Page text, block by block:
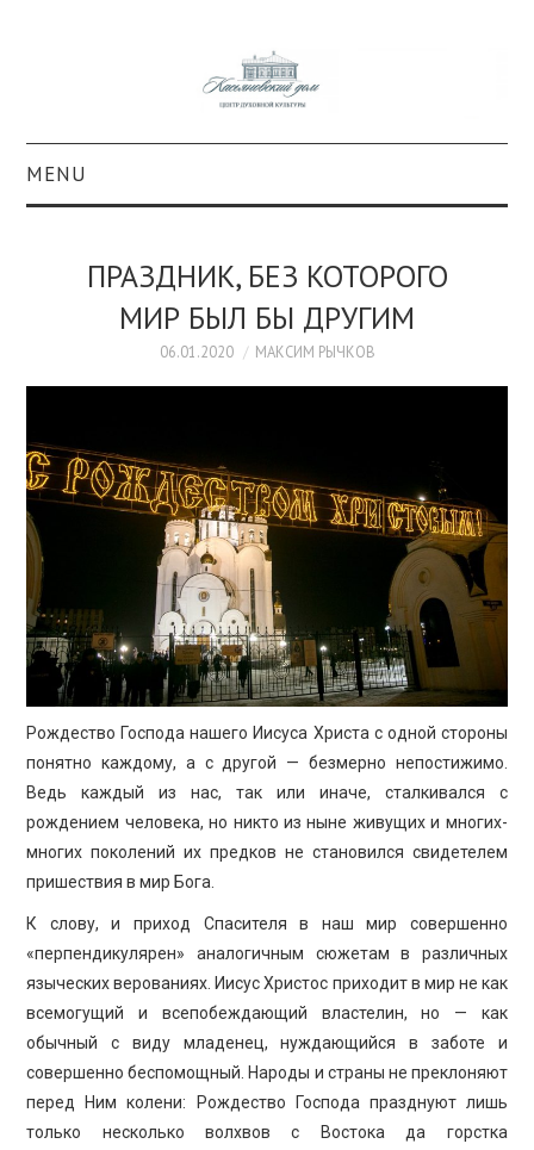
MENU
КОЛЛЕКЦИИ
ОБРАЗОВАНИЕ
ПРОСВЕЩЕНИЕ
ПРАЗДНИК, БЕЗ КОТОРОГО
МИР БЫЛ БЫ ДРУГИМ
06.01.2020 МАКСИМ РЫЧКОВ
Рождество Господа нашего Иисуса Христа с одной стороны
понятно каждому, а с другой — безмерно непостижимо.
Ведь каждый из нас, так или иначе, сталкивался с
рождением человека, но никто из ныне живущих и многих-
многих поколений их предков не становился свидетелем
пришествия в мир Бога.
К слову, и приход Спасителя в наш мир совершенно
«перпендикулярен» аналогичным сюжетам в различных
языческих верованиях. Иисус Христос приходит в мир не как
всемогущий и всепобеждающий властелин, но — как
обычный с виду младенец, нуждающийся в заботе и
совершенно беспомощный. Народы и страны не преклоняют
перед Ним колени: Рождество Господа празднуют лишь
только несколько волхвов с Востока да горстка